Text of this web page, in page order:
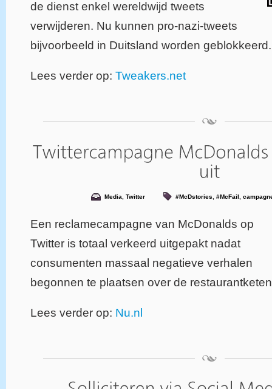
de dienst enkel wereldwijd tweets
verwijderen. Nu kunnen pro-nazi-tweets
bijvoorbeeld in Duitsland worden geblokkeerd.
Lees verder op: Tweakers.net
Media Twitter #McDstories #McFail
Een reclamecampagne van McDonalds op
Twitter is totaal verkeerd uitgepakt nadat
consumenten massaal negatieve verhalen
begonnen te plaatsen over de
Lees verder op: Nu.nl